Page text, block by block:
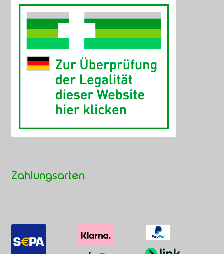
Zahlungsarten